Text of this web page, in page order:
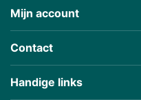
Mijn account
Contact
Handige links